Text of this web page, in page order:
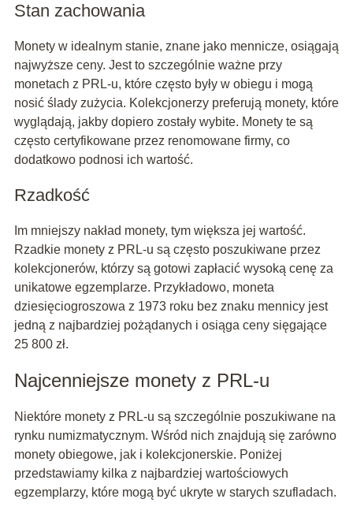
Stan zachowania
Monety w idealnym stanie, znane jako mennicze, osiągają
najwyższe ceny. Jest to szczególnie ważne przy
monetach z PRL-u, które często były w obiegu i mogą
nosić ślady zużycia. Kolekcjonerzy preferują monety, które
wyglądają, jakby dopiero zostały wybite. Monety te są
często certyfikowane przez renomowane firmy, co
dodatkowo podnosi ich wartość.
Rzadkość
Im mniejszy nakład monety, tym większa jej wartość.
Rzadkie monety z PRL-u są często poszukiwane przez
kolekcjonerów, którzy są gotowi zapłacić wysoką cenę za
unikatowe egzemplarze. Przykładowo, moneta
dziesięciogroszowa z 1973 roku bez znaku mennicy jest
jedną z najbardziej pożądanych i osiąga ceny sięgające
25 800 zł.
Najcenniejsze monety z PRL-u
Niektóre monety z PRL-u są szczególnie poszukiwane na
rynku numizmatycznym. Wśród nich znajdują się zarówno
monety obiegowe, jak i kolekcjonerskie. Poniżej
przedstawiamy kilka z najbardziej wartościowych
egzemplarzy, które mogą być ukryte w starych szufladach.